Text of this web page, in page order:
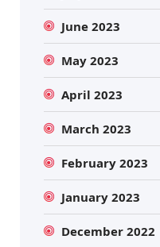
June 2023
May 2023
April 2023
March 2023
February 2023
January 2023
December 2022